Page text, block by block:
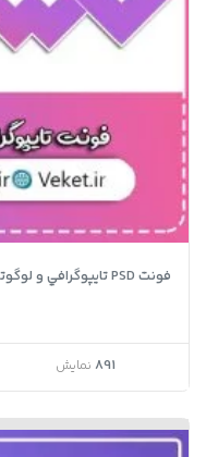
فونت PSD تايپوگرافي و لوگوتايپ نسرین
891 نمایش